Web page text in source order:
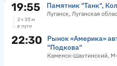
19:55 Памятник "Танк",
Луганск, Луганская
2 ч 35 м
в пути
22:30
Рынок «Америка»
"Подкова"
Каменск-Шахтинский,